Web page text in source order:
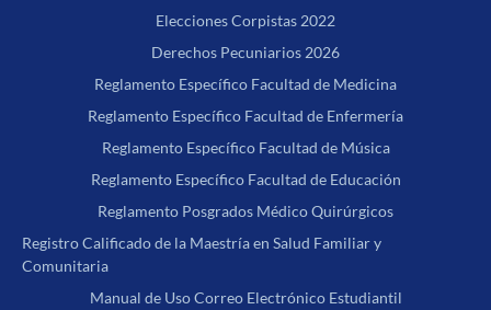
Elecciones Corpistas 2022
Derechos Pecuniarios 2026
Reglamento Específico Facultad de Medicina
Reglamento Específico Facultad de Enfermería
Reglamento Específico Facultad de Música
Reglamento Específico Facultad de Educación
Reglamento Posgrados Médico Quirúrgicos
Registro Calificado de la Maestría en Salud Familiar y
Comunitaria
Manual de Uso Correo Electrónico Estudiantil